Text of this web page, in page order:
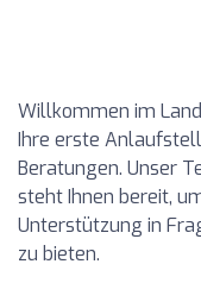
Willkommen im
Ihre erste
Beratungen. Unser
steht Ihnen bereit,
Unterstützung in
zu bieten.